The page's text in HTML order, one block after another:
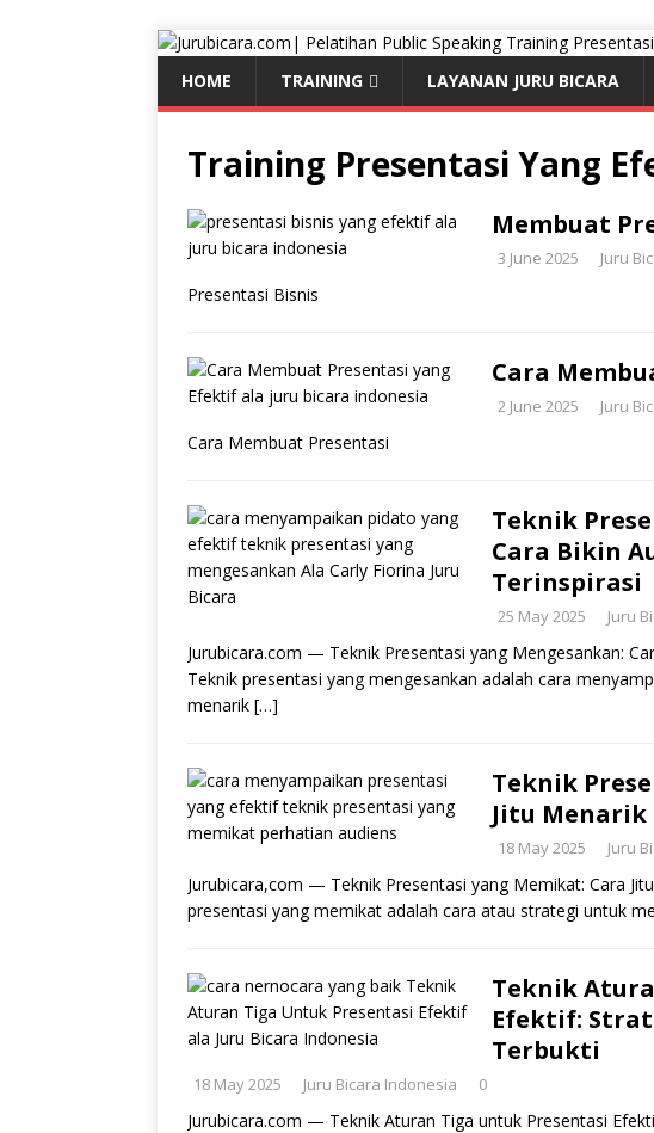
HOME TRAINING LAYANAN JURU BICARA
Training Presentasi Yang
Membuat
3 June 2025 Juru
Presentasi Bisnis
Cara
2 June 2025 Juru
Cara Membuat Presentasi
Teknik
Cara Bikin
Terinspirasi
25 May 2025 Juru
Jurubicara.com — Teknik Presentasi yang Mengesankan:
Teknik presentasi yang mengesankan adalah cara
menarik […]
Teknik
Jitu
18 May 2025 Juru
Jurubicara,com — Teknik Presentasi yang Memikat: Cara
presentasi yang memikat adalah cara atau strategi untuk
Teknik
Efektif:
Terbukti
18 May 2025 Juru Bicara Indonesia 0
Jurubicara.com — Teknik Aturan Tiga untuk Presentasi